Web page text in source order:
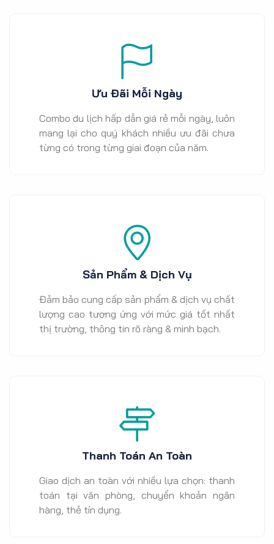
Ưu Đãi Mỗi Ngày
Combo du lịch hấp dẫn giá rẻ mỗi ngày, luôn
mang lại cho quý khách nhiều ưu đãi chưa
từng có trong từng giai đoạn của năm.
Sản Phẩm & Dịch Vụ
Đảm bảo cung cấp sản phẩm & dịch vụ chất
lượng cao tương ứng với mức giá tốt nhất
thị trường, thông tin rõ ràng & minh bạch.
Thanh Toán An Toàn
Giao dịch an toàn với nhiều lựa chọn: thanh
toán tại văn phòng, chuyển khoản ngân
hàng, thẻ tín dụng.